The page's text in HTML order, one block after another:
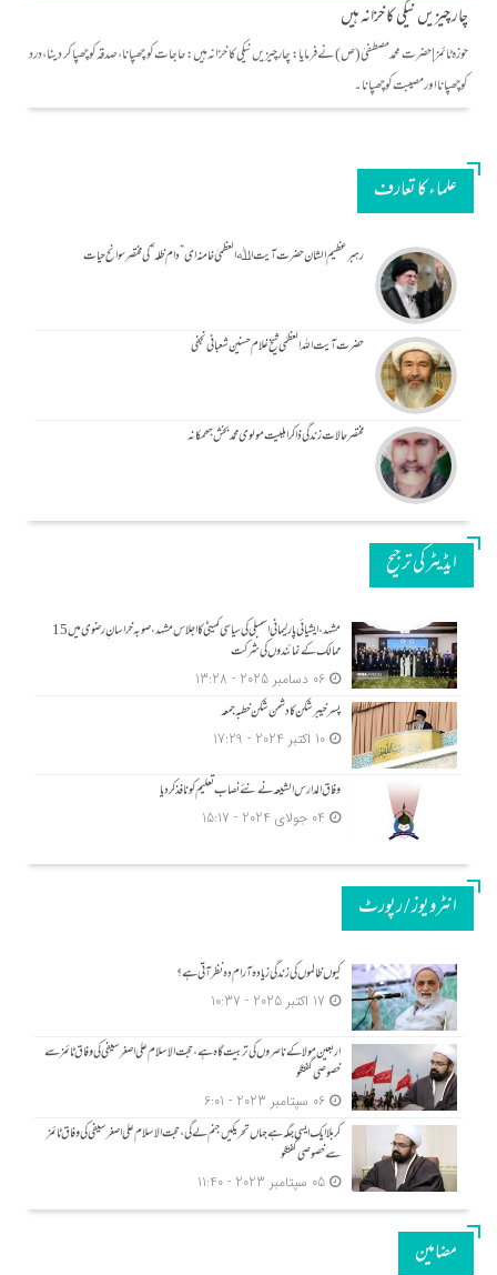
چار چیزیں نیکی کا خزانہ ہیں
حوزہ ٹائمز|حضرت محمد مصطفیٰ(ص) نے فرمایا: چار چیزیں نیکی کا خزانہ ہیں: حاجات کو چھپانا، صدقہ کو چھپاکر دینا، درد
کو چھپانا اور مصیبت کو چھپانا۔
علماء کا تعارف
رہبر عظیم الشان حضرت آیت اﷲ العظمیٰ خامنہ ای ” دام ظلہ ” کی مختصر سوانح حیات
حضرت آیت اللہ العظمٰی شیخ غلام حسنین شعبانی نجفی
مختصر حالات زندگی ذاکر اہلبیت مولوی محمد بخش جھمکانہ
ایڈیٹر کی ترجیح
مشہد، ایشیائی پارلیمانی اسمبلی کی سیاسی کمیٹی کا اجلاس مشہد، صوبہ خراسانِ رضوی میں 15
ممالک کے نمائندوں کی شرکت
06 دسامبر 2025 - 13:28
پسر خیبر شکن کا دشمن شکن خطبہ جمعہ
10 اکتبر 2024 - 17:29
وفاق المدارس الشیعہ نے نئے نصاب تعلیم کو نافذ کر دیا
04 جولای 2024 - 15:17
انٹرویوز / رپورٹ
کیوں ظالموں کی زندگی زیادہ آرام دہ نظر آتی ہے؟
17 اکتبر 2025 - 10:37
اربعین مولا کےناصروں کی تربیت گاہ ہے، حجت الاسلام علی اصغر سیفی کی وفاق ٹائمز سے
خصوصی گفتگو
06 سپتامبر 2023 - 6:01
کربلا ایک ایسی جگہ ہے جہاں تحریکیں جنم لے گی، حجت الاسلام علی اصغر سیفی کی وفاق ٹائمز
سے خصوصی گفتگو
05 سپتامبر 2023 - 11:40
مضامین